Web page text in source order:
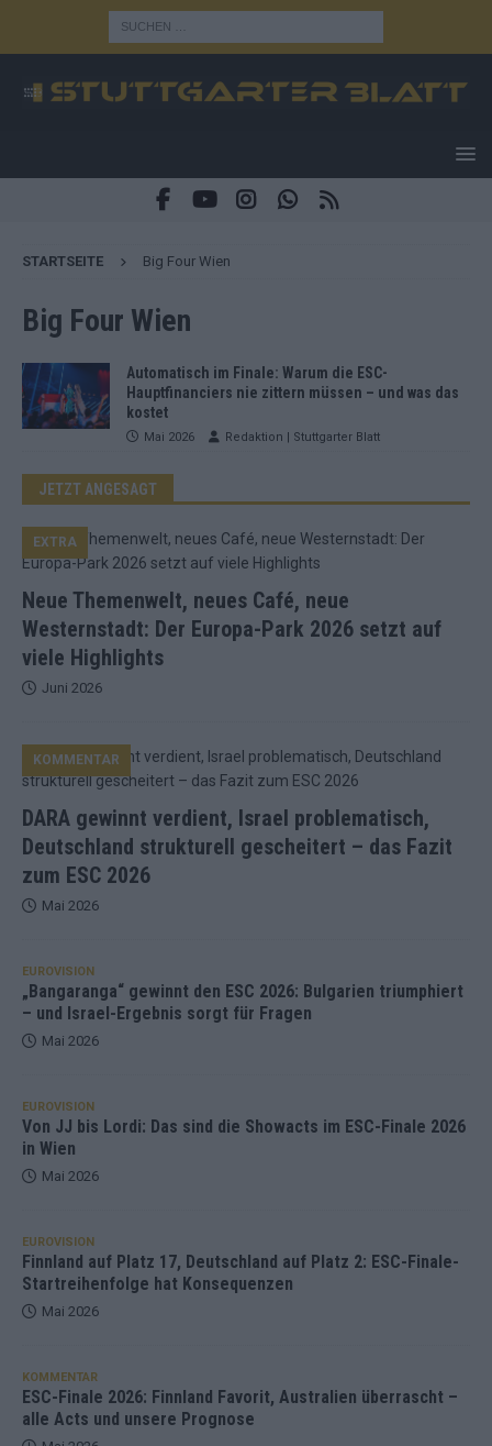
STARTSEITE Big Four Wien
Big Four Wien
Automatisch im Finale: Warum die ESC-
Hauptfinanciers nie zittern müssen – und was das
kostet
Mai 2026 Redaktion | Stuttgarter Blatt
JETZT ANGESAGT
Neue Themenwelt, neues Café, neue
Westernstadt: Der Europa-Park 2026 setzt auf
viele Highlights
EXTRA
Juni 2026
DARA gewinnt verdient, Israel problematisch,
Deutschland strukturell gescheitert – das Fazit
zum ESC 2026
KOMMENTAR
Mai 2026
EUROVISION
„Bangaranga“ gewinnt den ESC 2026: Bulgarien triumphiert
– und Israel-Ergebnis sorgt für Fragen
Mai 2026
EUROVISION
Von JJ bis Lordi: Das sind die Showacts im ESC-Finale 2026
in Wien
Mai 2026
EUROVISION
Finnland auf Platz 17, Deutschland auf Platz 2: ESC-Finale-
Startreihenfolge hat Konsequenzen
Mai 2026
KOMMENTAR
ESC-Finale 2026: Finnland Favorit, Australien überrascht –
alle Acts und unsere Prognose